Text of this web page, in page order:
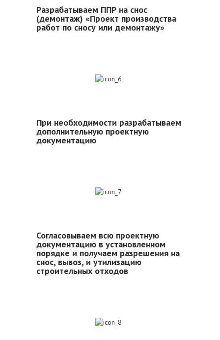
Разрабатываем ППР на снос
(демонтаж) «Проект производства
работ по сносу или демонтажу»
При необходимости разрабатываем
дополнительную проектную
документацию
Согласовываем всю проектную
документацию в установленном
порядке и получаем разрешения на
снос, вывоз, и утилизацию
строительных отходов